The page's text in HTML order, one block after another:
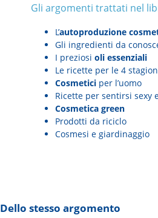
Gli argomenti trattati nel
L’autoproduzione
Gli ingredienti da
I preziosi oli essenziali
Le ricette per le 4
Cosmeticiper l’uomo
Ricette per sentirsi sexy
Cosmetica green
Prodotti da riciclo
Cosmesi e giardinaggio
Dello stesso argomento